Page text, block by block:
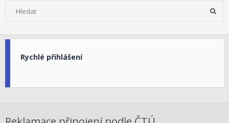
Rychlé přihlášení